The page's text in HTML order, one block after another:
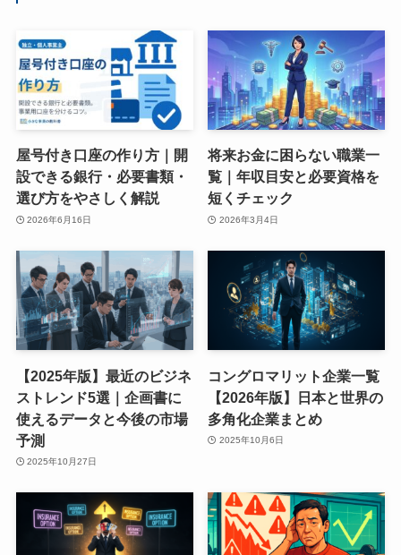
屋号付き口座の作り方｜開
設できる銀行・必要書類・
選び方をやさしく解説
2026年6月16日
将来お金に困らない職業一
覧｜年収目安と必要資格を
短くチェック
2026年3月4日
【2025年版】最近のビジネ
ストレンド5選｜企画書に
使えるデータと今後の市場
予測
2025年10月27日
コングロマリット企業一覧
【2026年版】日本と世界の
多角化企業まとめ
2025年10月6日